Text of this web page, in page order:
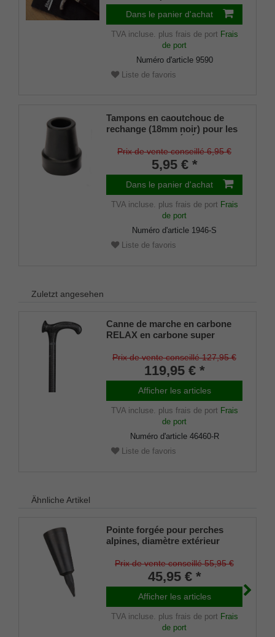
Dans le panier d'achat
TVA incluse. plus frais de port Frais
de port
Numéro d'article 9590
Liste de favoris
Tampons en caoutchouc de
rechange (18mm noir) pour les
(diamètre intérieur env. 18mm)
avec insert métallique (lot de 2
pièces)
Prix de vente conseillé 6,95 €
5,95 € *
Dans le panier d'achat
TVA incluse. plus frais de port Frais
de port
Numéro d'article 1946-S
Liste de favoris
Zuletzt angesehen
Canne de marche en carbone
RELAX en carbone super
fibres de carbone), poignée
anatomique, réglable en
hauteur, avec amortisseur en
caoutchouc.
Prix de vente conseillé 127,95 €
119,95 € *
Afficher les articles
TVA incluse. plus frais de port Frais
de port
Numéro d'article 46460-R
Liste de favoris
Ähnliche Artikel
Pointe forgée pour perches
alpines, diamètre extérieur
Prix de vente conseillé 55,95 €
45,95 € *
Afficher les articles
TVA incluse. plus frais de port Frais
de port